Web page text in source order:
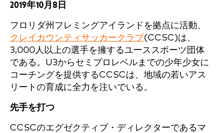
2019年10月8日
フロリダ州フレミングアイランドを拠点に活動、
クレイカウンティサッカークラブ(CCSC)は、
3,000人以上の選手を擁するユーススポーツ団体
である。U3からセミプロレベルまでの少年少女に
コーチングを提供するCCSCは、地域の若いアス
リートの育成に全力を注いでいる。
先手を打つ
CCSCのエグゼクティブ・ディレクターであるマ